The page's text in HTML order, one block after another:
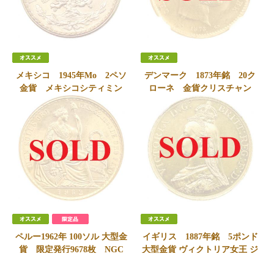
メキシコ 1945年Mo 2ペソ
金貨 メキシコシティミン
ト UNC 未使用
SOLD
デンマーク 1873年銘 20ク
ローネ 金貨クリスチャン
IX NGC MS65ハイグレード
SOLD
ペルー1962年 100ソル 大型金
貨 限定発行9678枚 NGC
イギリス 1887年銘 5ポンド
大型金貨 ヴィクトリア女王 ジ